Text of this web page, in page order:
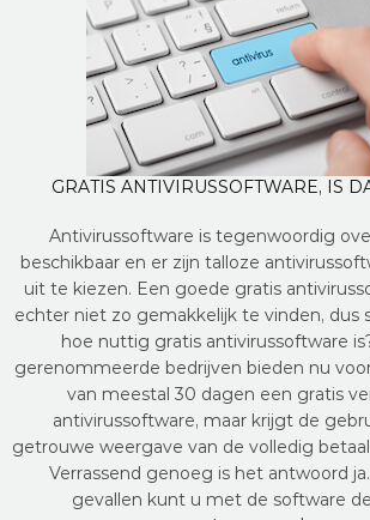
GRATIS ANTIVIRUSSOFTWARE, IS
Antivirussoftware is tegenwoordig
beschikbaar en er zijn talloze
uit te kiezen. Een goede gratis
echter niet zo gemakkelijk te vinden, dus
hoe nuttig gratis antivirussoftware
gerenommeerde bedrijven bieden nu
van meestal 30 dagen een gratis
antivirussoftware, maar krijgt de
getrouwe weergave van de volledig
Verrassend genoeg is het antwoord
gevallen kunt u met de software